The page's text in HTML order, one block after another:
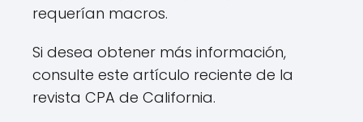
requerían macros.
Si desea obtener más información,
consulte este artículo reciente de la
revista CPA de California.